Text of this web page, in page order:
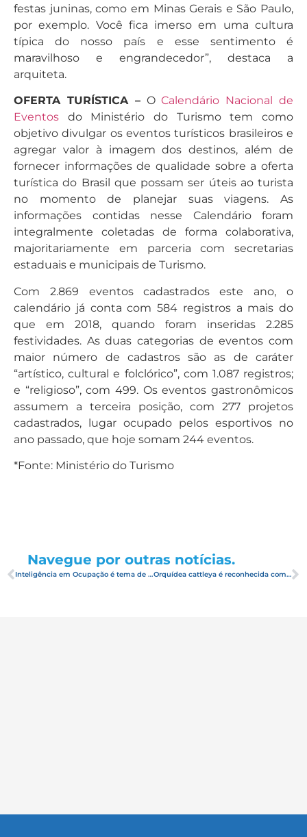
festas juninas, como em Minas Gerais e São Paulo,
por exemplo. Você fica imerso em uma cultura
típica do nosso país e esse sentimento é
maravilhoso e engrandecedor”, destaca a
arquiteta.
OFERTA TURÍSTICA –OCalendário Nacional de
Eventos do Ministério do Turismo tem como
objetivo divulgar os eventos turísticos brasileiros e
agregar valor à imagem dos destinos, além de
fornecer informações de qualidade sobre a oferta
turística do Brasil que possam ser úteis ao turista
no momento de planejar suas viagens. As
informações contidas nesse Calendário foram
integralmente coletadas de forma colaborativa,
majoritariamente em parceria com secretarias
estaduais e municipais de Turismo.
Com 2.869 eventos cadastrados este ano, o
calendário já conta com 584 registros a mais do
que em 2018, quando foram inseridas 2.285
festividades. As duas categorias de eventos com
maior número de cadastros são as de caráter
“artístico, cultural e folclórico”, com 1.087 registros;
e “religioso”, com 499. Os eventos gastronômicos
assumem a terceira posição, com 277 projetos
cadastrados, lugar ocupado pelos esportivos no
ano passado, que hoje somam 244 eventos.
*Fonte: Ministério do Turismo
Navegue por outras notícias.
Inteligência em Ocupação é tema de palestra ministrada para hoteleiros Orquídea cattleya é reconhecida como flor símbolo do Rio Grande do Norte